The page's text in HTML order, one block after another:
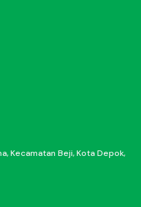
Kecamatan Beji, Kota Depok,